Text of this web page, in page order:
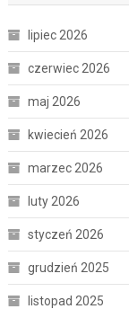
lipiec 2026
czerwiec 2026
maj 2026
kwiecień 2026
marzec 2026
luty 2026
styczeń 2026
grudzień 2025
listopad 2025